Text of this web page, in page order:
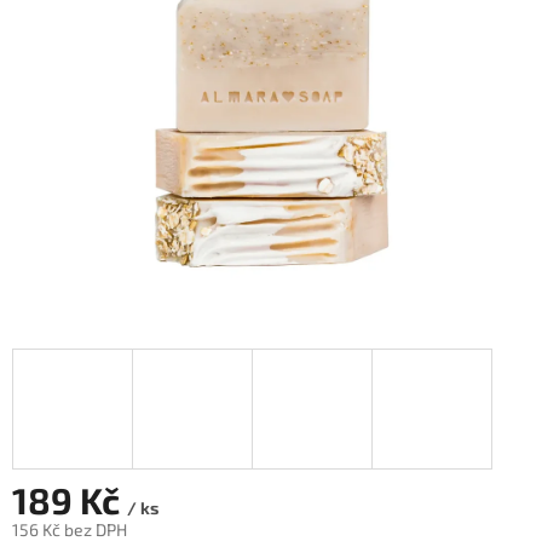
189 Kč / ks
156 Kč bez DPH